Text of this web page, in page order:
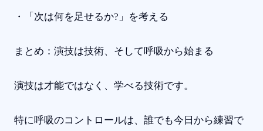
・「次は何を足せるか?」を考える
まとめ：演技は技術、そして呼吸から始まる
演技は才能ではなく、学べる技術です。
特に呼吸のコントロールは、誰でも今日から練習で